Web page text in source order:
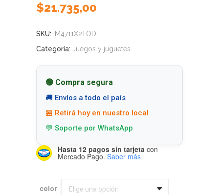
$21.735,00
SKU:
IM4711X2TOD
Categoría: Juegos y juguetes
🟢 Compra segura
🚚 Envíos a todo el país
🏪 Retirá hoy en nuestro local
💬 Soporte por WhatsApp
Hasta 12 pagos sin tarjeta con
Mercado Pago. Saber más
color Elige una opción
color